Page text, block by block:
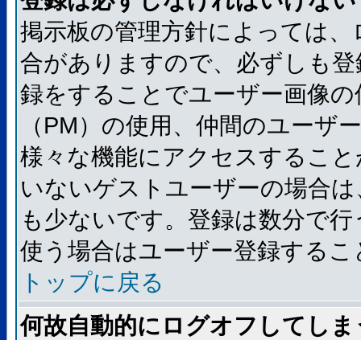
掲示板の管理方針によっては
合がありますので、必ずしも
録をすることでユーザー画像
（PM）の使用、仲間のユーザ
様々な機能にアクセスするこ
いないゲストユーザーの場合
も少ないです。登録は数分で
使う場合はユーザー登録する
トップに戻る
何故自動的にログオフしてし